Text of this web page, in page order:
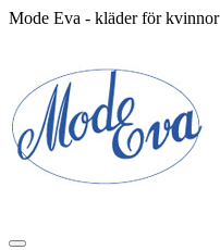
Mode Eva - kläder för kvinnor